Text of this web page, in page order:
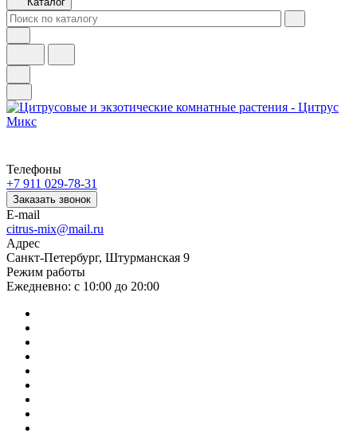
Телефоны
+7 911 029-78-31
Заказать звонок
E-mail
citrus-mix@mail.ru
Адрес
Санкт-Петербург, Штурманская 9
Режим работы
Ежедневно: с 10:00 до 20:00